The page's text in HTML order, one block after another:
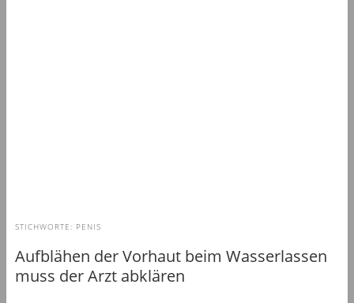
STICHWORTE: PENIS
Aufblähen der Vorhaut beim Wasserlassen
muss der Arzt abklären